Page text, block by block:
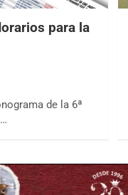
para la
de la 6ª